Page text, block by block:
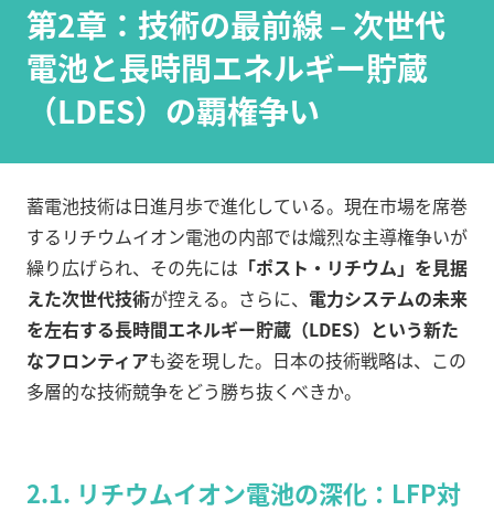
第2章：技術の最前線 – 次世代
電池と長時間エネルギー貯蔵
（LDES）の覇権争い
蓄電池技術は日進月歩で進化している。現在市場を席巻
するリチウムイオン電池の内部では熾烈な主導権争いが
繰り広げられ、その先には 「ポスト・リチウム」を見据
えた次世代技術が控える。さらに、 電力システムの未来
を左右する長時間エネルギー貯蔵（LDES）という新た
なフロンティアも姿を現した。日本の技術戦略は、この
多層的な技術競争をどう勝ち抜くべきか。
2.1. リチウムイオン電池の深化：LFP対